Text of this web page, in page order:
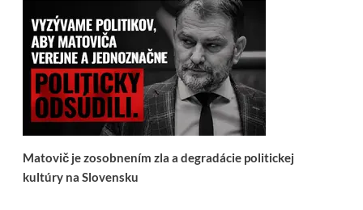
Matovič je zosobnením zla a degradácie politickej
kultúry na Slovensku